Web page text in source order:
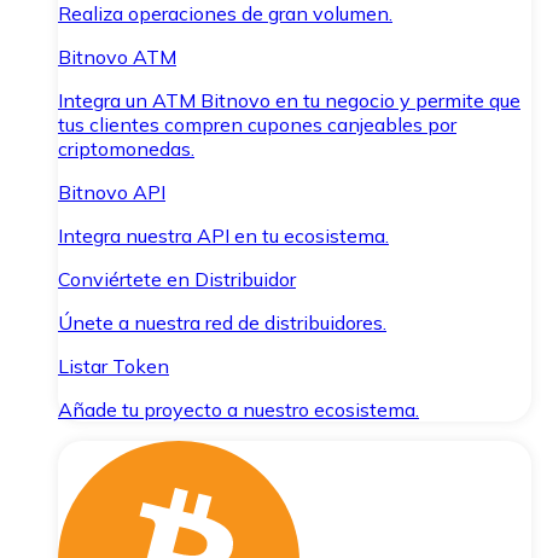
Realiza operaciones de gran volumen.
Bitnovo ATM
Integra un ATM Bitnovo en tu negocio y permite que
tus clientes compren cupones canjeables por
criptomonedas.
Bitnovo API
Integra nuestra API en tu ecosistema.
Conviértete en Distribuidor
Únete a nuestra red de distribuidores.
Listar Token
Añade tu proyecto a nuestro ecosistema.